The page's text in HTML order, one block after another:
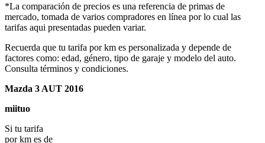
*La comparación de precios es una referencia de primas de
mercado, tomada de varios compradores en línea por lo cual las
tarifas aqui presentadas pueden variar.
Recuerda que tu tarifa por km es personalizada y depende de
factores como: edad, género, tipo de garaje y modelo del auto.
Consulta términos y condiciones.
Mazda 3 AUT 2016
miituo
Si tu tarifa
por km es de